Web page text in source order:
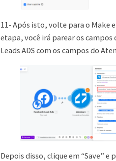
11- Após isto, volte para o Make
etapa, você irá parear os campos
Leads ADS com os campos do
Depois disso, clique em “Save” e